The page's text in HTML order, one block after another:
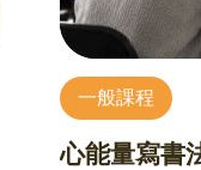
繳費之報名資格
(範例:6/27 報名
場），經主辦單
一般課程
心能量寫書